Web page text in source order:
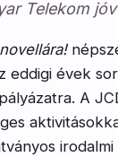
Telekom
eddigi évek
A
irodalmi